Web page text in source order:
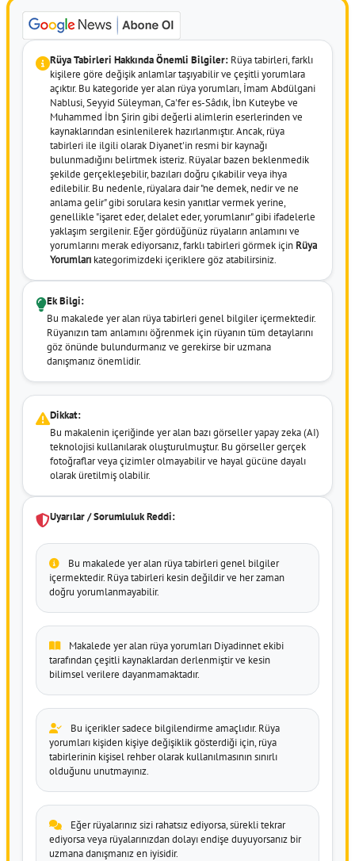
Rüya Tabirleri Hakkında Önemli Bilgiler: Rüya tabirleri, farklı
kişilere göre değişik anlamlar taşıyabilir ve çeşitli yorumlara
açıktır. Bu kategoride yer alan rüya yorumları, İmam Abdülgani
Nablusi, Seyyid Süleyman, Ca'fer es-Sâdık, İbn Kuteybe ve
Muhammed İbn Şirin gibi değerli alimlerin eserlerinden ve
kaynaklarından esinlenilerek hazırlanmıştır. Ancak, rüya
tabirleri ile ilgili olarak Diyanet'in resmi bir kaynağı
bulunmadığını belirtmek isteriz. Rüyalar bazen beklenmedik
şekilde gerçekleşebilir, bazıları doğru çıkabilir veya ihya
edilebilir. Bu nedenle, rüyalara dair "ne demek, nedir ve ne
anlama gelir" gibi sorulara kesin yanıtlar vermek yerine,
genellikle "işaret eder, delalet eder, yorumlanır" gibi ifadelerle
yaklaşım sergilenir. Eğer gördüğünüz rüyaların anlamını ve
yorumlarını merak ediyorsanız, farklı tabirleri görmek için Rüya
Yorumları kategorimizdeki içeriklere göz atabilirsiniz.
Ek Bilgi:
Bu makalede yer alan rüya tabirleri genel bilgiler içermektedir.
Rüyanızın tam anlamını öğrenmek için rüyanın tüm detaylarını
göz önünde bulundurmanız ve gerekirse bir uzmana
danışmanız önemlidir.
Dikkat:
Bu makalenin içeriğinde yer alan bazı görseller yapay zeka (AI)
teknolojisi kullanılarak oluşturulmuştur. Bu görseller gerçek
fotoğraflar veya çizimler olmayabilir ve hayal gücüne dayalı
olarak üretilmiş olabilir.
Uyarılar / Sorumluluk Reddi:
Bu makalede yer alan rüya tabirleri genel bilgiler
içermektedir. Rüya tabirleri kesin değildir ve her zaman
doğru yorumlanmayabilir.
Makalede yer alan rüya yorumları Diyadinnet ekibi
tarafından çeşitli kaynaklardan derlenmiştir ve kesin
bilimsel verilere dayanmamaktadır.
Bu içerikler sadece bilgilendirme amaçlıdır. Rüya
yorumları kişiden kişiye değişiklik gösterdiği için, rüya
tabirlerinin kişisel rehber olarak kullanılmasının sınırlı
olduğunu unutmayınız.
Eğer rüyalarınız sizi rahatsız ediyorsa, sürekli tekrar
ediyorsa veya rüyalarınızdan dolayı endişe duyuyorsanız bir
uzmana danışmanız en iyisidir.